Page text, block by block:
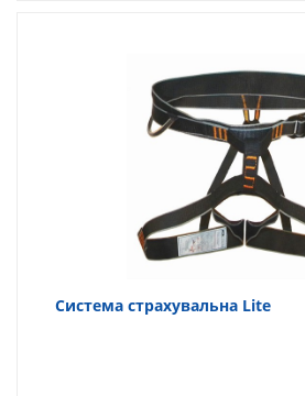
Система страхувальна Lite